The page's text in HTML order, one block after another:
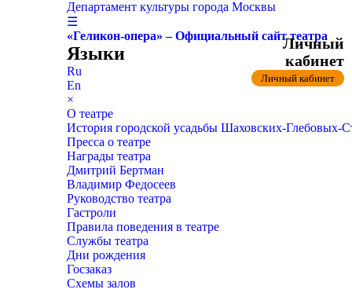
Департамент культуры города Москвы
☰
«Геликон-опера» – Официальный сайт театра
Языки
Ru
En
×
О театре
История городской усадьбы Шаховских-
Пресса о театре
Награды театра
Дмитрий Бертман
Владимир Федосеев
Руководство театра
Гастроли
Правила поведения в театре
Службы театра
Дни рождения
Госзаказ
Схемы залов
Личный
кабинет
Личный кабинет